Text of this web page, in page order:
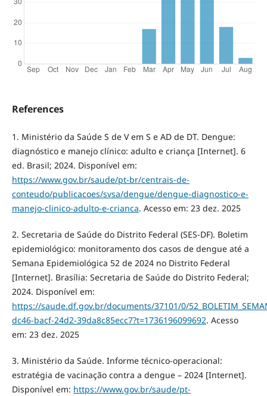
References
1. Ministério da Saúde S de V em S e AD de DT. Dengue:
diagnóstico e manejo clínico: adulto e criança [Internet]. 6
ed. Brasil; 2024. Disponível em:
https://www.gov.br/saude/pt-br/centrais-de-
conteudo/publicacoes/svsa/dengue/dengue-diagnostico-e-
manejo-clinico-adulto-e-crianca. Acesso em: 23 dez. 2025
2. Secretaria de Saúde do Distrito Federal (SES-DF). Boletim
epidemiológico: monitoramento dos casos de dengue até a
Semana Epidemiológica 52 de 2024 no Distrito Federal
[Internet]. Brasília: Secretaria de Saúde do Distrito Federal;
2024. Disponível em:
https://saude.df.gov.br/documents/37101/0/
dc46-bacf-24d2-39da8c85ecc7?t=1736196099692. Acesso
em: 23 dez. 2025
3. Ministério da Saúde. Informe técnico-operacional:
estratégia de vacinação contra a dengue – 2024 [Internet].
Disponível em: https://www.gov.br/saude/pt-